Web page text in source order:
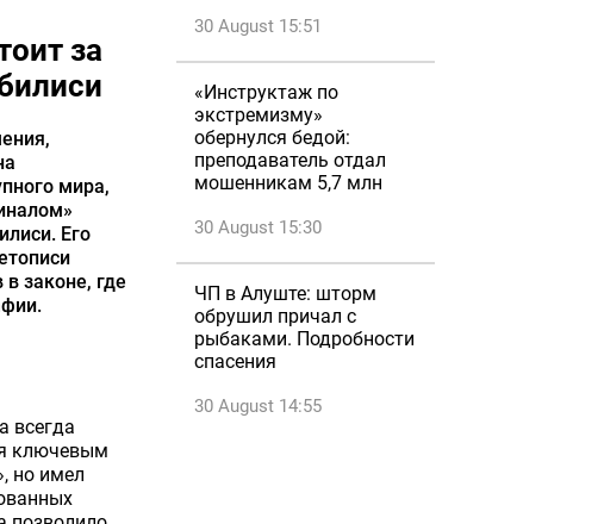
за
мира,
Его
законе, где
всегда
ключевым
но имел
30 August 15:51
«Инструктаж по
экстремизму»
обернулся бедой:
преподаватель отдал
мошенникам 5,7 млн
30 August 15:30
ЧП в Алуште: шторм
обрушил причал с
рыбаками. Подробности
спасения
30 August 14:55